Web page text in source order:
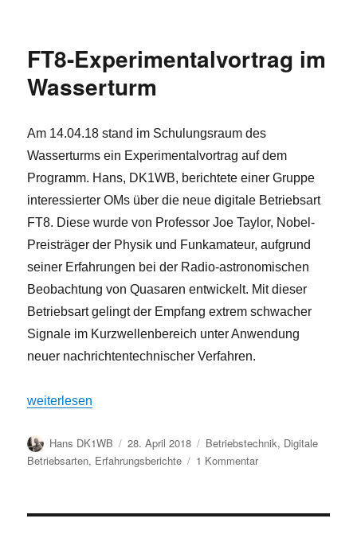
Packet
Radio
FT8-Experimentalvortrag im
Wasserturm
Am 14.04.18 stand im Schulungsraum des
Wasserturms ein Experimentalvortrag auf dem
Programm. Hans, DK1WB, berichtete einer Gruppe
interessierter OMs über die neue digitale Betriebsart
FT8. Diese wurde von Professor Joe Taylor, Nobel-
Preisträger der Physik und Funkamateur, aufgrund
seiner Erfahrungen bei der Radio-astronomischen
Beobachtung von Quasaren entwickelt. Mit dieser
Betriebsart gelingt der Empfang extrem schwacher
Signale im Kurzwellenbereich unter Anwendung
neuer nachrichtentechnischer Verfahren.
„FT8-Experimentalvortrag im Wasserturm“
weiterlesen
Autor
Hans DK1WB
Veröffentlicht
am
28. April 2018 Kategorien
Betriebstechnik, Digitale
Betriebsarten, Erfahrungsberichte 1 Kommentarzu
im